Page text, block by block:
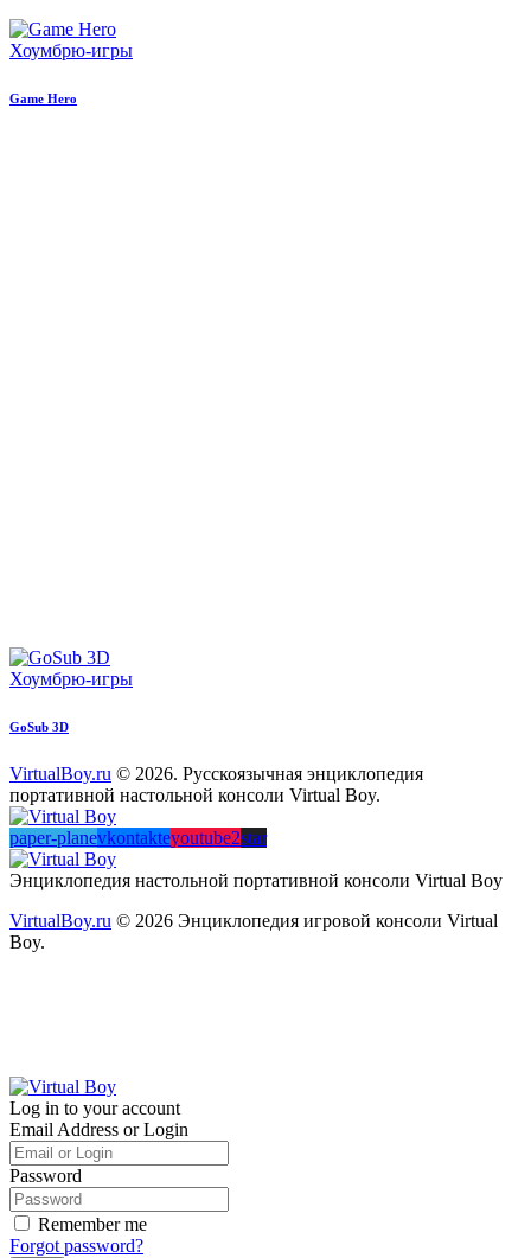
Хоумбрю-игры
Game Hero
Хоумбрю-игры
GoSub 3D
VirtualBoy.ru © 2026. Русскоязычная энциклопедия
портативной настольной консоли Virtual Boy.
paper-planevkontakteyoutube2star
Энциклопедия настольной портативной консоли Virtual Boy
VirtualBoy.ru © 2026 Энциклопедия игровой консоли Virtual
Boy.
Log in to your account
Email Address or Login
Password
Remember me
Forgot password?